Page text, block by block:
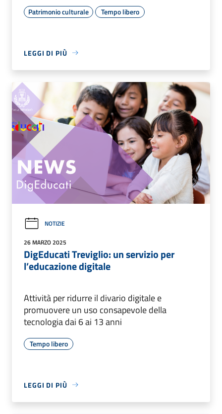
Patrimonio culturale Tempo libero
LEGGI DI PIÙ
NOTIZIE
26 MARZO 2025
DigEducati Treviglio: un servizio per
l’educazione digitale
Attività per ridurre il divario digitale e
promuovere un uso consapevole della
tecnologia dai 6 ai 13 anni
Tempo libero
LEGGI DI PIÙ